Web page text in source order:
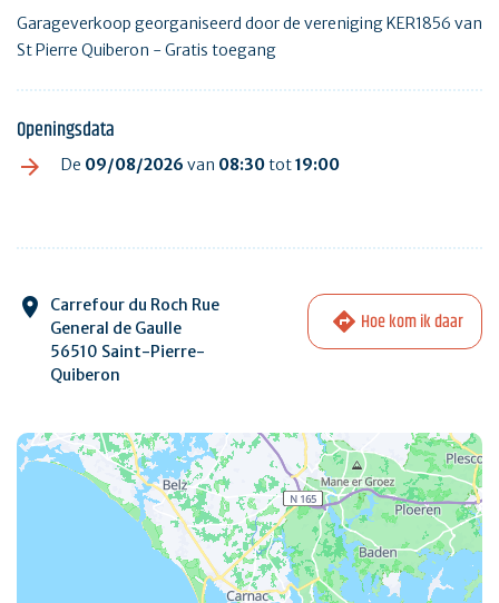
Garageverkoop georganiseerd door de vereniging KER1856 van
St Pierre Quiberon - Gratis toegang
Openingsdata
De 09/08/2026 van 08:30tot19:00
Carrefour du Roch Rue
General de Gaulle
56510 Saint-Pierre-
Quiberon
Hoe kom ik daar